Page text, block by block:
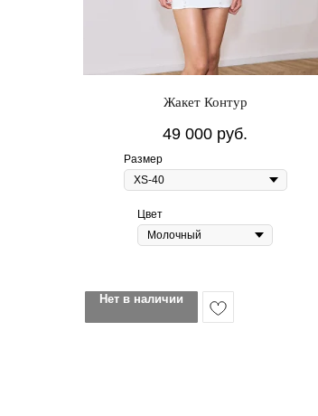
Жакет Контур
49 000 руб.
Размер
Цвет
Нет в наличии